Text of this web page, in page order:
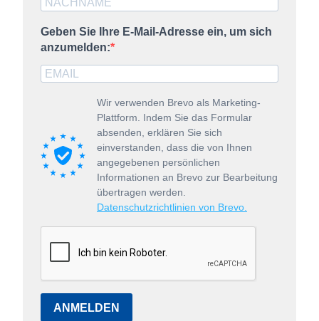
Geben Sie Ihre E-Mail-Adresse ein, um sich
anzumelden:
Wir verwenden Brevo als Marketing-
Plattform. Indem Sie das Formular
absenden, erklären Sie sich
einverstanden, dass die von Ihnen
angegebenen persönlichen
Informationen an Brevo zur Bearbeitung
übertragen werden.
Datenschutzrichtlinien von Brevo.
ANMELDEN